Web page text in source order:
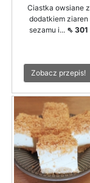
Ciastka owsiane z
dodatkiem ziaren
sezamu i... ⇖ 301
Zobacz przepis!